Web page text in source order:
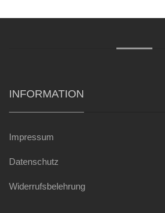
INFORMATION
Impressum
Datenschutz
Widerrufsbelehrung